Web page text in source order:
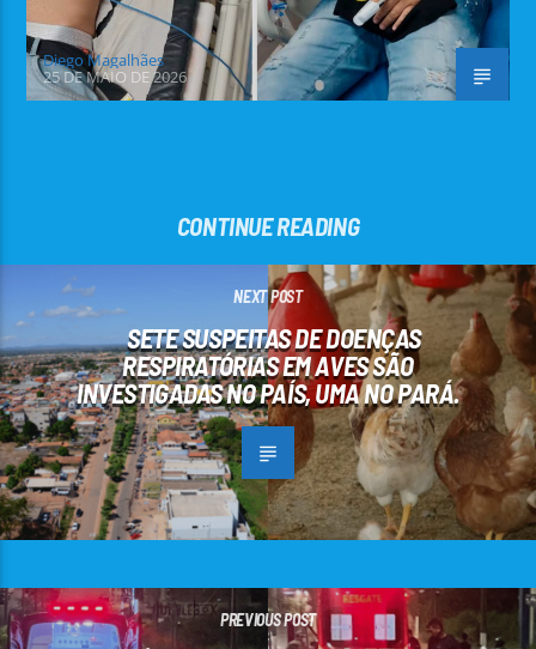
Diego Magalhães
25 DE MAIO DE 2026
CONTINUE READING
NEXT POST
SETE SUSPEITAS DE DOENÇAS
RESPIRATÓRIAS EM AVES SÃO
INVESTIGADAS NO PAÍS, UMA NO PARÁ.
PREVIOUS POST